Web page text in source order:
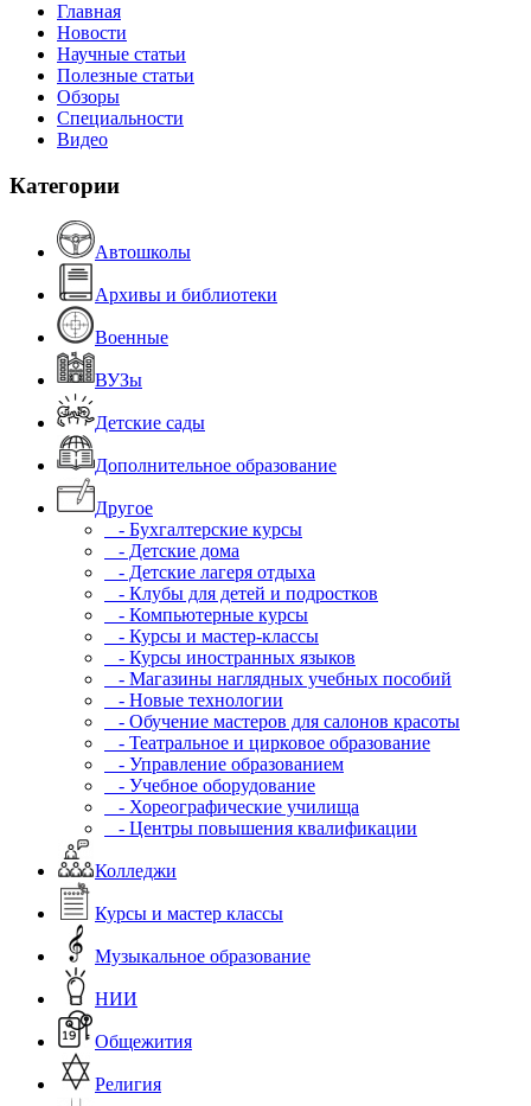
Главная
Новости
Научные статьи
Полезные статьи
Обзоры
Специальности
Видео
Категории
Автошколы
Архивы и библиотеки
Военные
ВУЗы
Детские сады
Дополнительное образование
Другое
- Бухгалтерские курсы
- Детские дома
- Детские лагеря отдыха
- Клубы для детей и подростков
- Компьютерные курсы
- Курсы и мастер-классы
- Курсы иностранных языков
- Магазины наглядных учебных пособий
- Новые технологии
- Обучение мастеров для салонов красоты
- Театральное и цирковое образование
- Управление образованием
- Учебное оборудование
- Хореографические училища
- Центры повышения квалификации
Колледжи
Курсы и мастер классы
Музыкальное образование
НИИ
Общежития
Религия